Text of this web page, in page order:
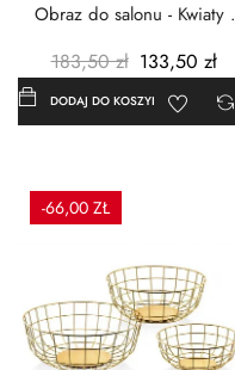
Obraz do salonu - Kwiaty -
183,50 zł 133,50 zł
DODAJ DO KOSZYKA
-66,00 ZŁ